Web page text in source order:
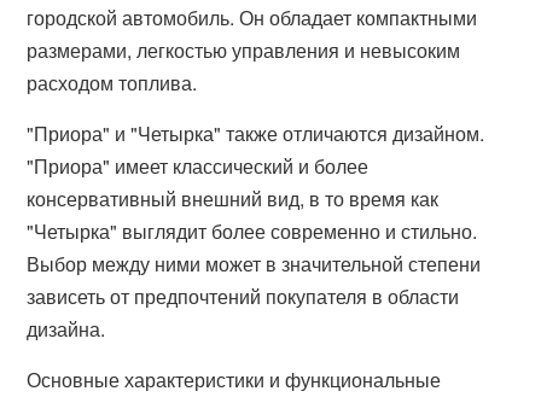
городской автомобиль. Он обладает компактными
размерами, легкостью управления и невысоким
расходом топлива.
"Приора" и "Четырка" также отличаются дизайном.
"Приора" имеет классический и более
консервативный внешний вид, в то время как
"Четырка" выглядит более современно и стильно.
Выбор между ними может в значительной степени
зависеть от предпочтений покупателя в области
дизайна.
Основные характеристики и функциональные